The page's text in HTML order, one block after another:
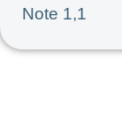
Note 1,1